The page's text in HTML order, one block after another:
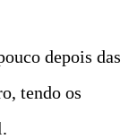
depois das
tendo os